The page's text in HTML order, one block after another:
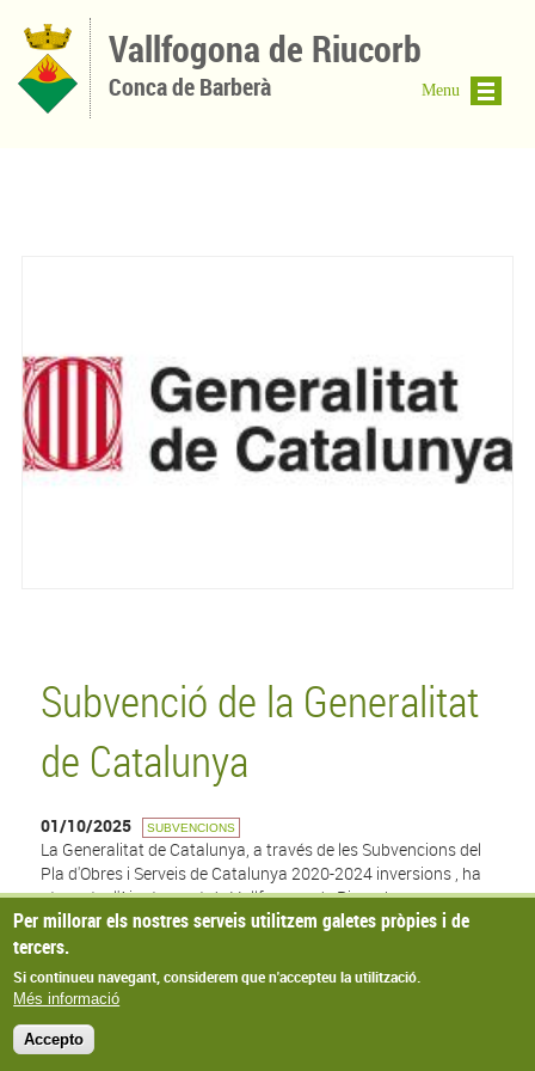
Vallfogona de Riucorb
Conca de Barberà
Subvenció de la Generalitat
de Catalunya
01/10/2025 SUBVENCIONS
La Generalitat de Catalunya, a través de les Subvencions del
Pla d'Obres i Serveis de Catalunya 2020-2024 inversions , ha
atorgat a l'Ajuntament de Vallfogona de Riucorb una
subvenció de 96.989,57€ per a l'obra de "Xarxa d'aigua
Balneari" de Vallfogona de Riucorb.
Menu
Per millorar els nostres serveis utilitzem galetes pròpies i de
tercers.
Si continueu navegant, considerem que n'accepteu la utilització.
Més informació
Accepto